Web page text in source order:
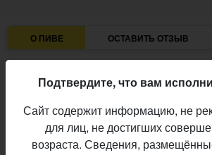
О ПИВЕ ОСТАВИТЬ ОТЗЫВ
Пивоварня:
Алкоголь:
6,0%
Начало
выпуска:
05.04.2024
Подтвердите, что вам
Сайт содержит информацию, не
для лиц, не достигших
возраста. Сведения,